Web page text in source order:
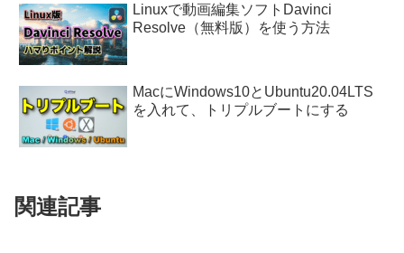
Linuxで動画編集ソフトDavinci
Resolve（無料版）を使う方法
MacにWindows10とUbuntu20.04LTS
を入れて、トリプルブートにする
関連記事